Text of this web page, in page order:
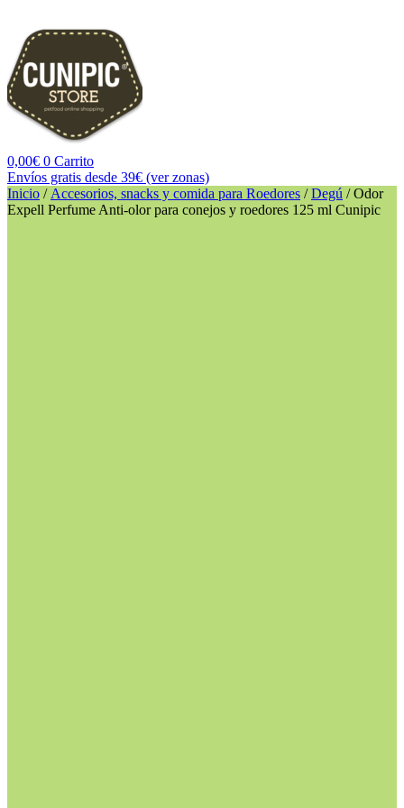
0,00€ 0 Carrito
Envíos gratis desde 39€ (ver zonas)
Inicio / Accesorios, snacks y comida para Roedores /Degú / Odor
Expell Perfume Anti-olor para conejos y roedores 125 ml Cunipic